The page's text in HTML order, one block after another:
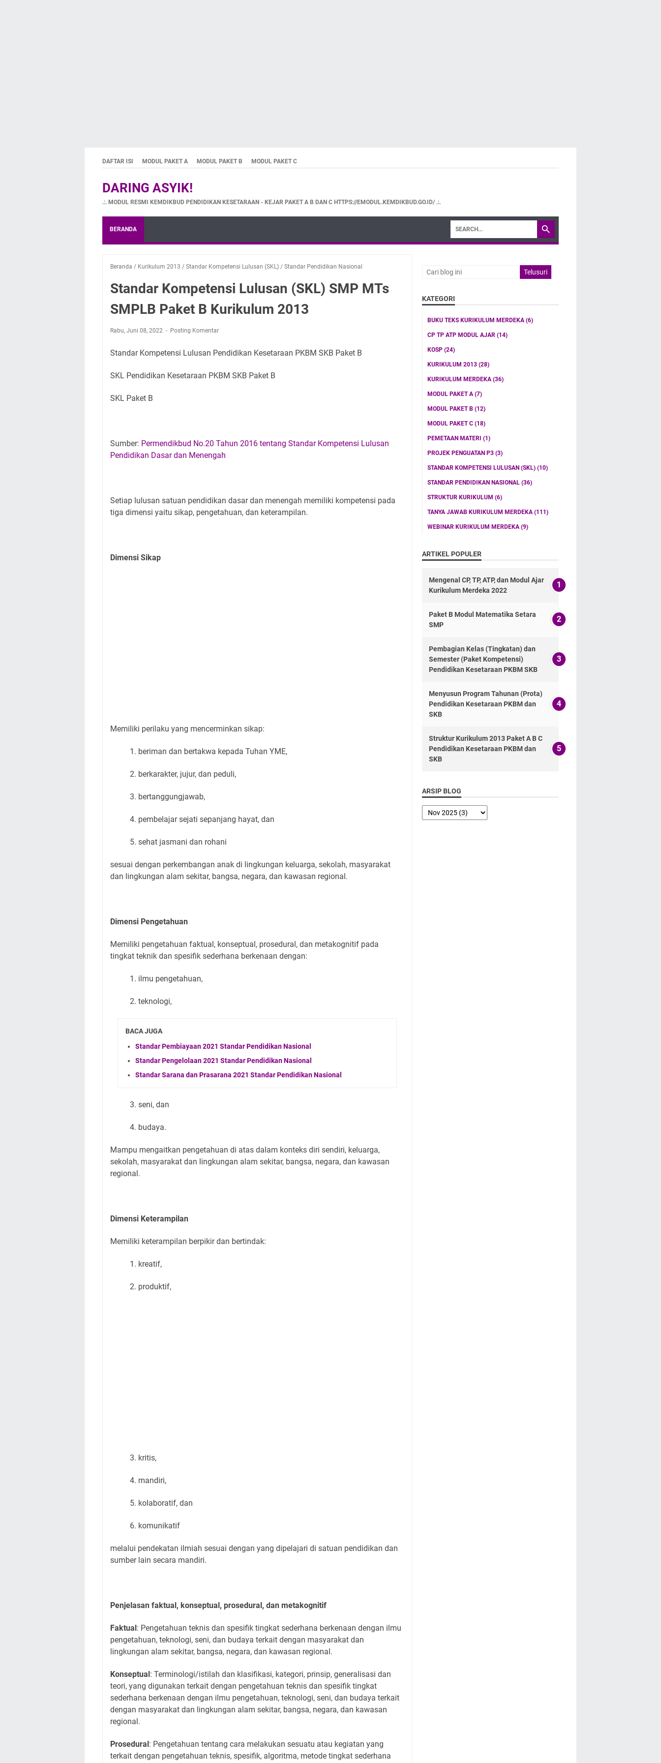
DAFTAR ISI MODUL PAKET A MODUL PAKET B MODUL PAKET C
DARING ASYIK!
.:. MODUL RESMI KEMDIKBUD PENDIDIKAN KESETARAAN - KEJAR PAKET A B DAN C HTTPS://EMODUL.KEMDIKBUD.GO.ID/ .:.
BERANDA
Beranda / Kurikulum 2013 / Standar Kompetensi Lulusan (SKL) / Standar Pendidikan Nasional
Standar Kompetensi Lulusan (SKL) SMP MTs
SMPLB Paket B Kurikulum 2013
Rabu, Juni 08, 2022 Posting Komentar
Standar Kompetensi Lulusan Pendidikan Kesetaraan PKBM SKB Paket B
SKL Pendidikan Kesetaraan PKBM SKB Paket B
SKL Paket B
Sumber: Permendikbud No.20 Tahun 2016 tentang Standar Kompetensi Lulusan
Pendidikan Dasar dan Menengah
Setiap lulusan satuan pendidikan dasar dan menengah memiliki kompetensi pada
tiga dimensi yaitu sikap, pengetahuan, dan keterampilan.
Dimensi Sikap
Memiliki perilaku yang mencerminkan sikap:
1. beriman dan bertakwa kepada Tuhan YME,
2. berkarakter, jujur, dan peduli,
3. bertanggungjawab,
4. pembelajar sejati sepanjang hayat, dan
5. sehat jasmani dan rohani
sesuai dengan perkembangan anak di lingkungan keluarga, sekolah, masyarakat
dan lingkungan alam sekitar, bangsa, negara, dan kawasan regional.
Dimensi Pengetahuan
Memiliki pengetahuan faktual, konseptual, prosedural, dan metakognitif pada
tingkat teknik dan spesifik sederhana berkenaan dengan:
1. ilmu pengetahuan,
2. teknologi,
BACA JUGA
Standar Pembiayaan 2021 Standar Pendidikan Nasional
Standar Pengelolaan 2021 Standar Pendidikan Nasional
Standar Sarana dan Prasarana 2021 Standar Pendidikan Nasional
3. seni, dan
4. budaya.
Mampu mengaitkan pengetahuan di atas dalam konteks diri sendiri, keluarga,
sekolah, masyarakat dan lingkungan alam sekitar, bangsa, negara, dan kawasan
regional.
Dimensi Keterampilan
Memiliki keterampilan berpikir dan bertindak:
1. kreatif,
2. produktif,
3. kritis,
4. mandiri,
5. kolaboratif, dan
6. komunikatif
melalui pendekatan ilmiah sesuai dengan yang dipelajari di satuan pendidikan dan
sumber lain secara mandiri.
Penjelasan faktual, konseptual, prosedural, dan metakognitif
Faktual: Pengetahuan teknis dan spesifik tingkat sederhana berkenaan dengan ilmu
pengetahuan, teknologi, seni, dan budaya terkait dengan masyarakat dan
lingkungan alam sekitar, bangsa, negara, dan kawasan regional.
Konseptual: Terminologi/istilah dan klasifikasi, kategori, prinsip, generalisasi dan
teori, yang digunakan terkait dengan pengetahuan teknis dan spesifik tingkat
sederhana berkenaan dengan ilmu pengetahuan, teknologi, seni, dan budaya terkait
dengan masyarakat dan lingkungan alam sekitar, bangsa, negara, dan kawasan
regional.
Prosedural: Pengetahuan tentang cara melakukan sesuatu atau kegiatan yang
terkait dengan pengetahuan teknis, spesifik, algoritma, metode tingkat sederhana
KATEGORI
BUKU TEKS KURIKULUM MERDEKA (6)
CP TP ATP MODUL AJAR (14)
KOSP (24)
KURIKULUM 2013 (28)
KURIKULUM MERDEKA (36)
MODUL PAKET A (7)
MODUL PAKET B (12)
MODUL PAKET C (18)
PEMETAAN MATERI (1)
PROJEK PENGUATAN P3 (3)
STANDAR KOMPETENSI LULUSAN (SKL) (10)
STANDAR PENDIDIKAN NASIONAL (36)
STRUKTUR KURIKULUM (6)
TANYA JAWAB KURIKULUM MERDEKA (111)
WEBINAR KURIKULUM MERDEKA (9)
ARTIKEL POPULER
Mengenal CP, TP, ATP, dan Modul Ajar
Kurikulum Merdeka 2022
Paket B Modul Matematika Setara
SMP
Pembagian Kelas (Tingkatan) dan
Semester (Paket Kompetensi)
Pendidikan Kesetaraan PKBM SKB
Menyusun Program Tahunan (Prota)
Pendidikan Kesetaraan PKBM dan
SKB
Struktur Kurikulum 2013 Paket A B C
Pendidikan Kesetaraan PKBM dan
SKB
ARSIP BLOG